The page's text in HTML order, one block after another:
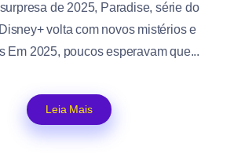
de 2025, Paradise, série do
volta com novos mistérios e
Em 2025, poucos esperavam que...
Leia Mais